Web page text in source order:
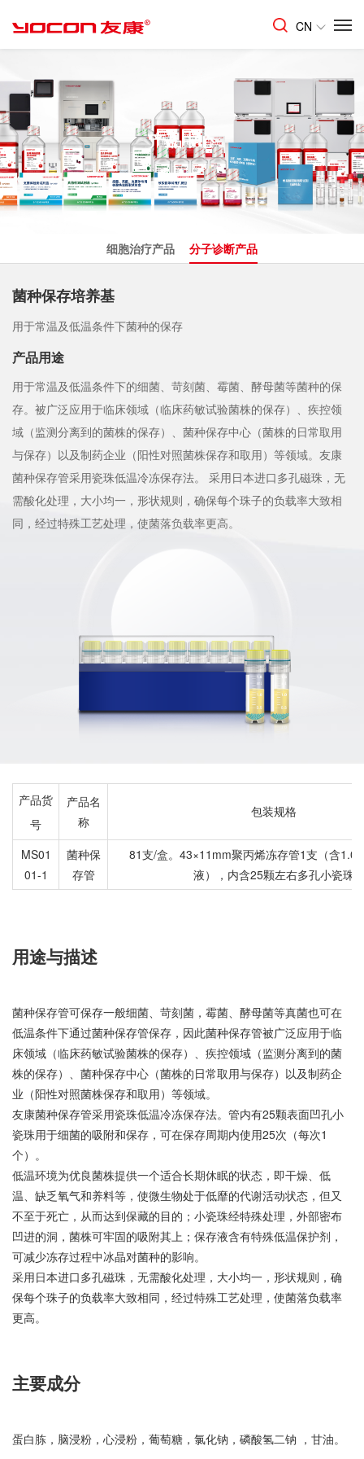
CN
产品中心
细胞治疗产品 分子诊断产品
菌种保存培养基
用于常温及低温条件下菌种的保存
产品用途
用于常温及低温条件下的细菌、苛刻菌、霉菌、酵母菌等菌种的保
存。被广泛应用于临床领域（临床药敏试验菌株的保存）、疾控领
域（监测分离到的菌株的保存）、菌种保存中心（菌株的日常取用
与保存）以及制药企业（阳性对照菌株保存和取用）等领域。友康
菌种保存管采用瓷珠低温冷冻保存法。 采用日本进口多孔磁珠，无
需酸化处理，大小均一，形状规则，确保每个珠子的负载率大致相
同，经过特殊工艺处理，使菌落负载率更高。
产品货
号
产品名
称
包装规格
MS01
01-1
菌种保
存管
81支/盒。43×11mm聚丙烯冻存管1支（含
液），内含25颗左右多孔小瓷珠
用途与描述
菌种保存管可保存一般细菌、苛刻菌，霉菌、酵母菌等真菌也可在
低温条件下通过菌种保存管保存，因此菌种保存管被广泛应用于临
床领域（临床药敏试验菌株的保存）、疾控领域（监测分离到的菌
株的保存）、菌种保存中心（菌株的日常取用与保存）以及制药企
业（阳性对照菌株保存和取用）等领域。
友康菌种保存管采用瓷珠低温冷冻保存法。管内有25颗表面凹孔小
瓷珠用于细菌的吸附和保存，可在保存周期内使用25次（每次1
个）。
低温环境为优良菌株提供一个适合长期休眠的状态，即干燥、低
温、缺乏氧气和养料等，使微生物处于低靡的代谢活动状态，但又
不至于死亡，从而达到保藏的目的；小瓷珠经特殊处理，外部密布
凹进的洞，菌株可牢固的吸附其上；保存液含有特殊低温保护剂，
可减少冻存过程中冰晶对菌种的影响。
采用日本进口多孔磁珠，无需酸化处理，大小均一，形状规则，确
保每个珠子的负载率大致相同，经过特殊工艺处理，使菌落负载率
更高。
主要成分
蛋白胨，脑浸粉，心浸粉，葡萄糖，氯化钠，磷酸氢二钠 ，甘油。